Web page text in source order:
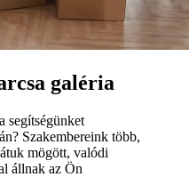
galéria
segítségünket
Szakembereink több,
mögött, valódi
állnak az Ön